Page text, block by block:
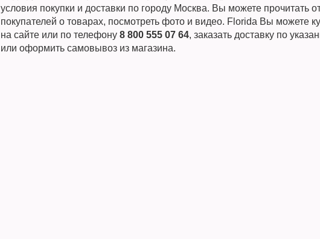
условия покупки и доставки по городу Москва. Вы можете прочитать
покупателей о товарах, посмотреть фото и видео. Florida Вы можете
на сайте или по телефону 8 800 555 07 64, заказать доставку по
или оформить самовывоз из магазина.